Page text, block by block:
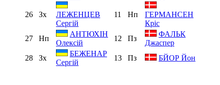
26 Зх
ЛЕЖЕНЦЕВ
Сергій
11 Нп
ГЕРМАНСЕН
Кріс
27
Нп
АНТЮХІН
Олексій
12 Пз
ФАЛЬК
Джаспер
28
Зх
БЕЖЕНАР
Сергій
13 Пз БЙОР Йон